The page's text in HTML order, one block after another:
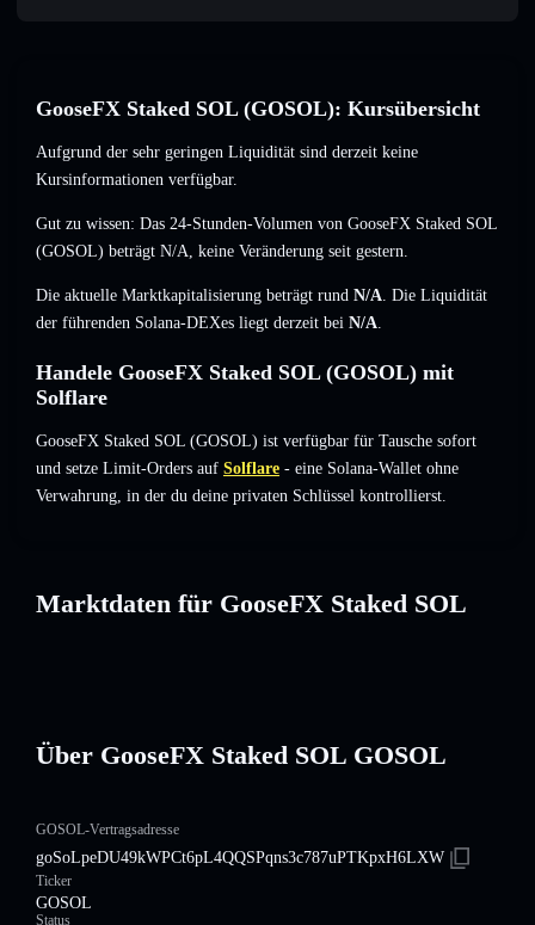
GooseFX Staked SOL (GOSOL): Kursübersicht
Aufgrund der sehr geringen Liquidität sind derzeit keine
Kursinformationen verfügbar.
Gut zu wissen: Das 24-Stunden-Volumen von GooseFX Staked SOL
(GOSOL) beträgt N/A, keine Veränderung seit gestern.
Die aktuelle Marktkapitalisierung beträgt rund N/A. Die Liquidität
der führenden Solana-DEXes liegt derzeit bei N/A.
Handele GooseFX Staked SOL (GOSOL) mit
Solflare
GooseFX Staked SOL (GOSOL) ist verfügbar für Tausche sofort
und setze Limit-Orders auf Solflare - eine Solana-Wallet ohne
Verwahrung, in der du deine privaten Schlüssel kontrollierst.
Marktdaten für GooseFX Staked SOL
Über GooseFX Staked SOL GOSOL
GOSOL-Vertragsadresse
goSoLpeDU49kWPCt6pL4QQSPqns3c787uPTKpxH6LXW
Ticker
GOSOL
Status